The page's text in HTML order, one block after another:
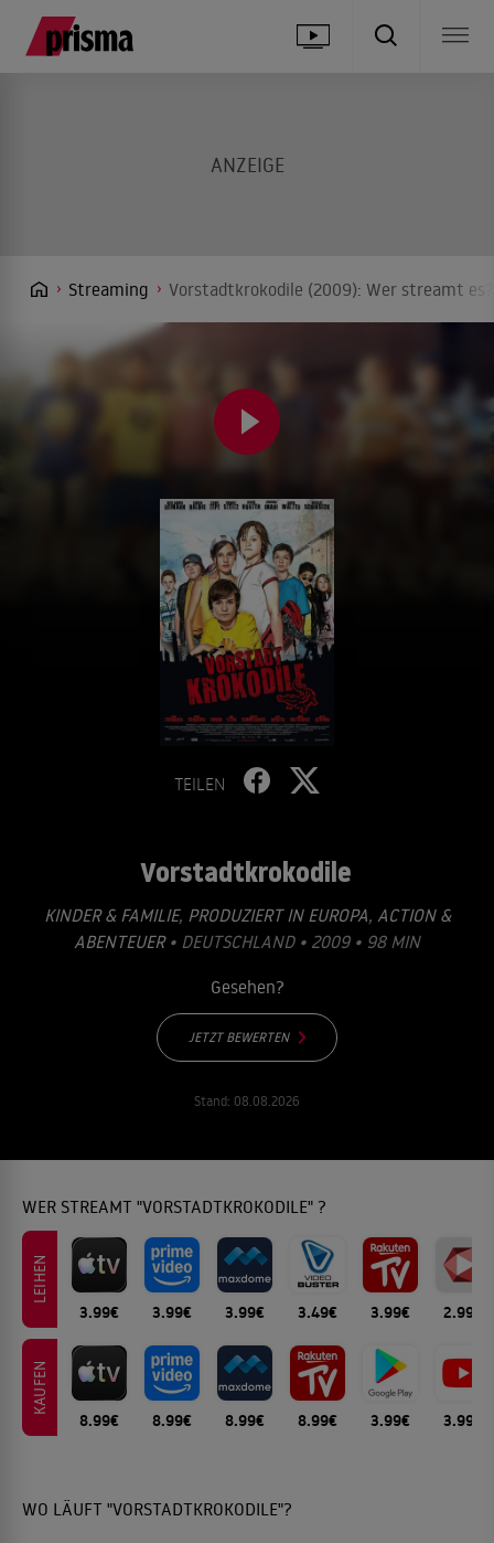
Streaming Vorstadtkrokodile (2009): Wer streamt
TEILEN
Vorstadtkrokodile
KINDER & FAMILIE, PRODUZIERT IN EUROPA, ACTION &
ABENTEUER• DEUTSCHLAND • 2009 • 98 MIN
Gesehen?
JETZT BEWERTEN
Stand: 08.08.2026
WER STREAMT "VORSTADTKROKODILE" ?
LEIHEN
3.99€ 3.99€ 3.99€ 3.49€ 3.99€ 2.99€
KAUFEN
8.99€ 8.99€ 8.99€ 8.99€ 3.99€ 3.99€
WO LÄUFT "VORSTADTKROKODILE"?